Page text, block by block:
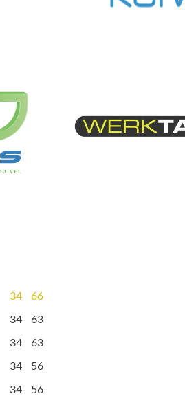
34
66
34
63
34
63
34
56
34
56